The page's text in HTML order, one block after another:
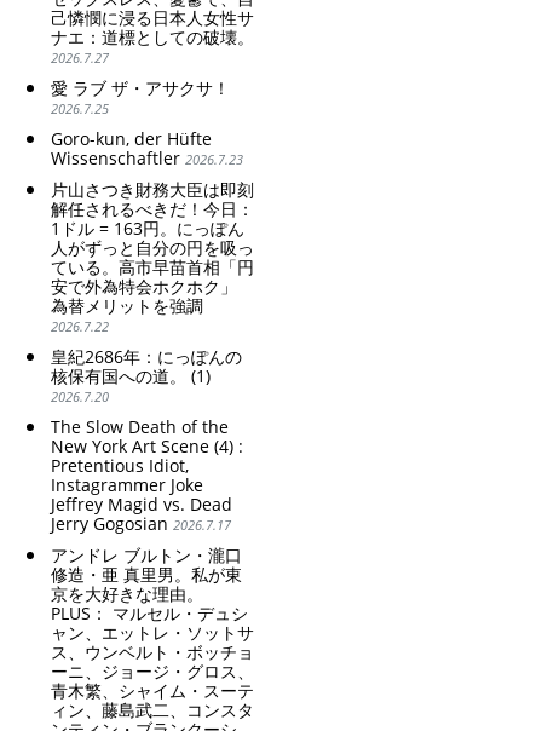
己憐憫に浸る日本人女性サ
ナエ：道標としての破壊。
2026.7.27
愛 ラブ ザ・アサクサ！
2026.7.25
Goro-kun, der Hüfte
Wissenschaftler 2026.7.23
片山さつき財務大臣は即刻
解任されるべきだ！今日：
1ドル = 163円。にっぽん
人がずっと自分の円を吸っ
ている。高市早苗首相「円
安で外為特会ホクホク」
為替メリットを強調
2026.7.22
皇紀2686年：にっぽんの
核保有国への道。 (1)
2026.7.20
The Slow Death of the
New York Art Scene (4) :
Pretentious Idiot,
Instagrammer Joke
Jeffrey Magid vs. Dead
Jerry Gogosian 2026.7.17
アンドレ ブルトン・瀧口
修造・亜 真里男。私が東
京を大好きな理由。
PLUS： マルセル・デュシ
ャン、エットレ・ソットサ
ス、ウンベルト・ボッチョ
ーニ、ジョージ・グロス、
青木繁、シャイム・スーテ
ィン、藤島武二、コンスタ